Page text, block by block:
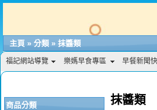
主頁 » 分類 » 抹醬類
福記網站導覽 樂媽早食專區 早餐新聞
抹醬類
商品分類